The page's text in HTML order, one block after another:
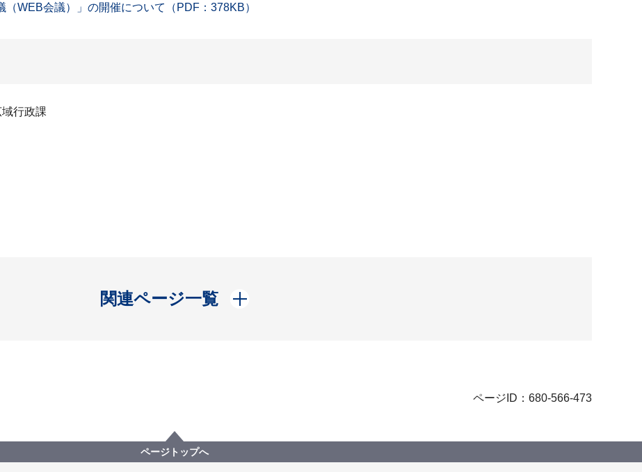
WEB会議）」の開催について（PDF：378KB）
行政課
関連ページ一覧
開く
ページID：680-566-473
ページトップへ